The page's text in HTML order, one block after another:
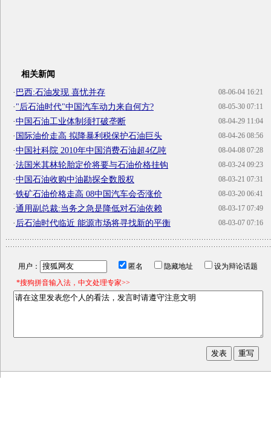
相关新闻
08-06-04 16:21
·巴西:石油发现 喜忧并存
08-05-30 07:11
·"后石油时代"中国汽车动力来自何方?
08-04-29 11:04
·中国石油工业体制须打破垄断
08-04-26 08:56
·国际油价走高 拟降暴利税保护石油巨头
08-04-08 07:28
·中国社科院 2010年中国消费石油超4亿吨
08-03-24 09:23
·法国米其林轮胎定价将要与石油价格挂钩
08-03-21 07:31
·中国石油收购中油勘探全数股权
08-03-20 06:41
·铁矿石油价格走高 08中国汽车会否涨价
08-03-17 07:49
·通用副总裁:当务之急是降低对石油依赖
08-03-07 07:16
· 后石油时代临近 能源市场将寻找新的平衡
用户： 匿名 隐藏地址
设为辩论话题
*搜狗拼音输入法，中文处理专家>>